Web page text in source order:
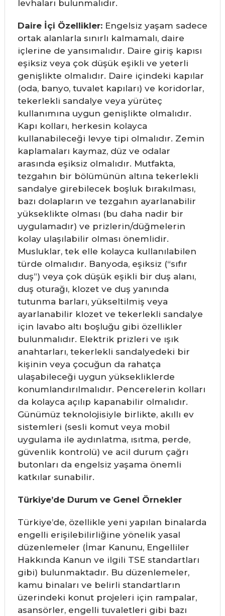
levhaları bulunmalıdır.
Daire İçi Özellikler:Engelsiz yaşam sadece
ortak alanlarla sınırlı kalmamalı, daire
içlerine de yansımalıdır. Daire giriş kapısı
eşiksiz veya çok düşük eşikli ve yeterli
genişlikte olmalıdır. Daire içindeki kapılar
(oda, banyo, tuvalet kapıları) ve koridorlar,
tekerlekli sandalye veya yürüteç
kullanımına uygun genişlikte olmalıdır.
Kapı kolları, herkesin kolayca
kullanabileceği levye tipi olmalıdır. Zemin
kaplamaları kaymaz, düz ve odalar
arasında eşiksiz olmalıdır. Mutfakta,
tezgahın bir bölümünün altına tekerlekli
sandalye girebilecek boşluk bırakılması,
bazı dolapların ve tezgahın ayarlanabilir
yükseklikte olması (bu daha nadir bir
uygulamadır) ve prizlerin/düğmelerin
kolay ulaşılabilir olması önemlidir.
Musluklar, tek elle kolayca kullanılabilen
türde olmalıdır. Banyoda, eşiksiz (“sıfır
duş”) veya çok düşük eşikli bir duş alanı,
duş oturağı, klozet ve duş yanında
tutunma barları, yükseltilmiş veya
ayarlanabilir klozet ve tekerlekli sandalye
için lavabo altı boşluğu gibi özellikler
bulunmalıdır. Elektrik prizleri ve ışık
anahtarları, tekerlekli sandalyedeki bir
kişinin veya çocuğun da rahatça
ulaşabileceği uygun yüksekliklerde
konumlandırılmalıdır. Pencerelerin kolları
da kolayca açılıp kapanabilir olmalıdır.
Günümüz teknolojisiyle birlikte, akıllı ev
sistemleri (sesli komut veya mobil
uygulama ile aydınlatma, ısıtma, perde,
güvenlik kontrolü) ve acil durum çağrı
butonları da engelsiz yaşama önemli
katkılar sunabilir.
Türkiye’de Durum ve Genel Örnekler
Türkiye’de, özellikle yeni yapılan binalarda
engelli erişilebilirliğine yönelik yasal
düzenlemeler (İmar Kanunu, Engelliler
Hakkında Kanun ve ilgili TSE standartları
gibi) bulunmaktadır. Bu düzenlemeler,
kamu binaları ve belirli standartların
üzerindeki konut projeleri için rampalar,
asansörler, engelli tuvaletleri gibi bazı